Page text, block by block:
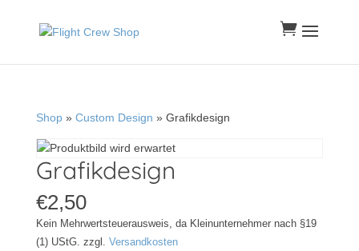

Shop» Custom Design » Grafikdesign
Grafikdesign
€2,50
Kein Mehrwertsteuerausweis, da Kleinunternehmer nach §19
(1) UStG. zzgl. Versandkosten